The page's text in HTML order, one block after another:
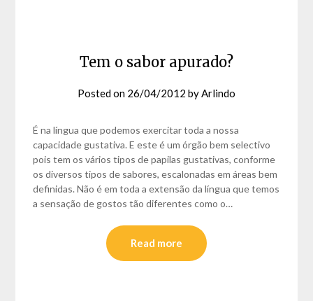
Tem o sabor apurado?
Posted on 26/04/2012 byArlindo
É na língua que podemos exercitar toda a nossa
capacidade gustativa. E este é um órgão bem selectivo
pois tem os vários tipos de papilas gustativas, conforme
os diversos tipos de sabores, escalonadas em áreas bem
definidas. Não é em toda a extensão da língua que temos
a sensação de gostos tão diferentes como o…
Read more